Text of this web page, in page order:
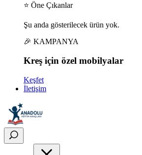
⭐ Öne Çıkanlar
Şu anda gösterilecek ürün yok.
🎉 KAMPANYA
Kreş için özel mobilyalar
Keşfet
İletişim